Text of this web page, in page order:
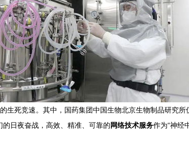
死竞速。其中，国药集团中国生物北京生物制品研究
日夜奋战，高效、精准、可靠的网络技术服务作为“神经